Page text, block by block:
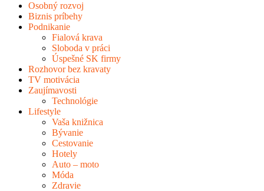
Osobný rozvoj
Biznis príbehy
Podnikanie
Fialová krava
Sloboda v práci
Úspešné SK firmy
Rozhovor bez kravaty
TV motivácia
Zaujímavosti
Technológie
Lifestyle
Vaša knižnica
Bývanie
Cestovanie
Hotely
Auto – moto
Móda
Zdravie